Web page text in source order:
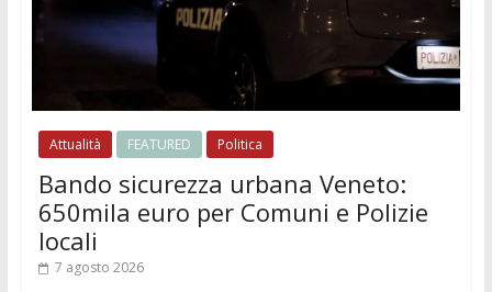
Attualità FEATURED Politica
Bando sicurezza urbana Veneto:
650mila euro per Comuni e Polizie
locali
7 agosto 2026